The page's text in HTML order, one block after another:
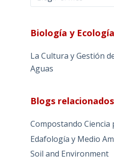
Biología y
La Cultura y Gestión
Aguas
Blogs
Compostando
Edafología y Medio
Soil and Environment